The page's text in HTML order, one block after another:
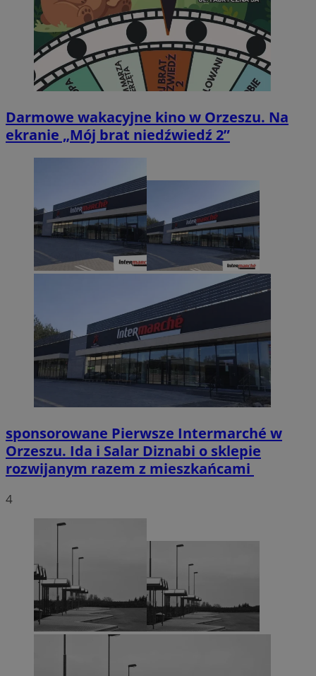
Darmowe wakacyjne kino w Orzeszu. Na
ekranie „Mój brat niedźwiedź 2”
sponsorowane Pierwsze Intermarché w
Orzeszu. Ida i Salar Diznabi o sklepie
rozwijanym razem z mieszkańcami
4